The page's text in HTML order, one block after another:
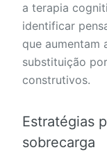
a terapia
identificar
que aumentam
substituição
construtivos.
Estratégias
sobrecarga